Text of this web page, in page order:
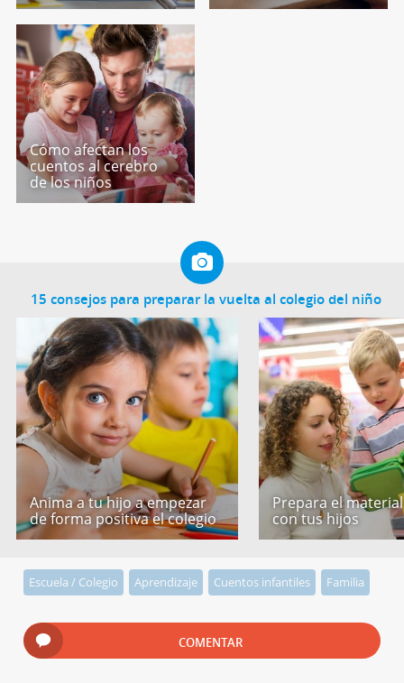
Cómo afectan los
cuentos al cerebro
de los niños
15 consejos para preparar la vuelta al colegio del niño
Anima a tu hijo a empezar
de forma positiva el colegio
Prepara el
con tus hijos
Escuela / Colegio Aprendizaje Cuentos infantiles Familia
COMENTAR